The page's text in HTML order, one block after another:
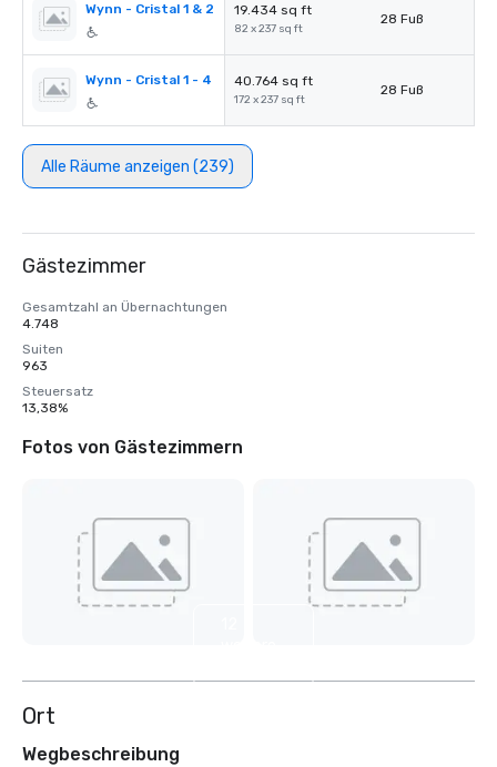
Wynn - Cristal 1 & 2 19.434 sq ft
82 x 237 sq ft
28 Fuß
Wynn - Cristal 1 - 4 40.764 sq ft
172 x 237 sq ft
28 Fuß
Alle Räume anzeigen (239)
Gästezimmer
Gesamtzahl an Übernachtungen
4.748
Suiten
963
Steuersatz
13,38%
Fotos von Gästezimmern
Ort
Wegbeschreibung